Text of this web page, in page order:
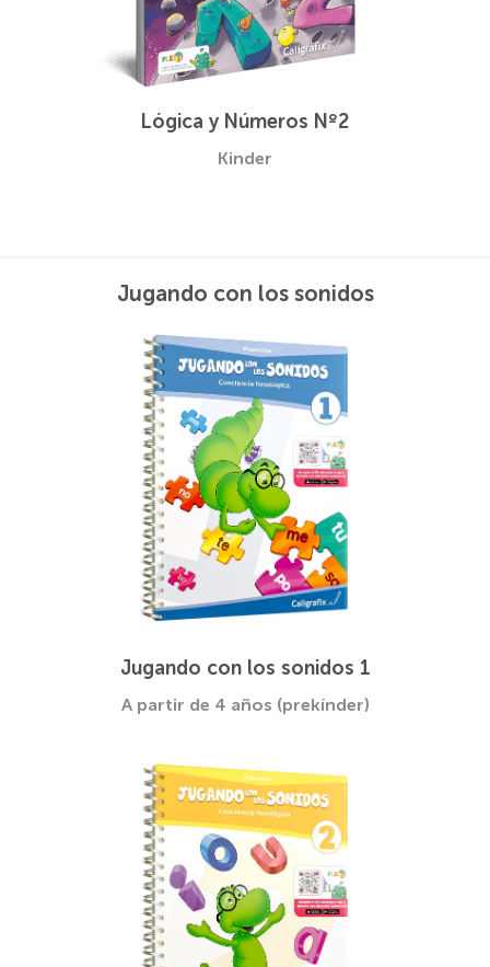
Lógica y Números Nº2
Kinder
Jugando con los sonidos
Jugando con los sonidos 1
A partir de 4 años (prekínder)